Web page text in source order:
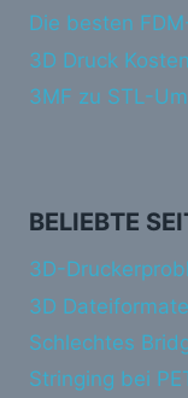
Die besten
3D Druck
3MF zu STL-
BELIEBTE
3D-
3D Dateiformate
Schlechtes
Stringing bei